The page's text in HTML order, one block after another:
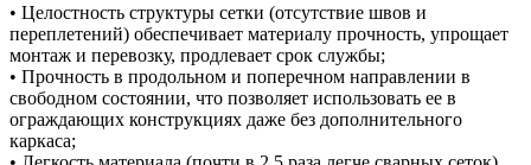
• Целостность структуры сетки (отсутствие швов и
переплетений) обеспечивает материалу прочность, упрощает
монтаж и перевозку, продлевает срок службы;
• Прочность в продольном и поперечном направлении в
свободном состоянии, что позволяет использовать ее в
ограждающих конструкциях даже без дополнительного
каркаса;